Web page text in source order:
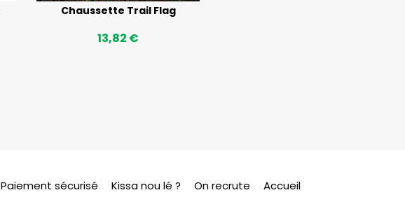
Chaussette Trail Flag
13,82 €
Paiement sécurisé Kissa nou lé ? On recrute Accueil